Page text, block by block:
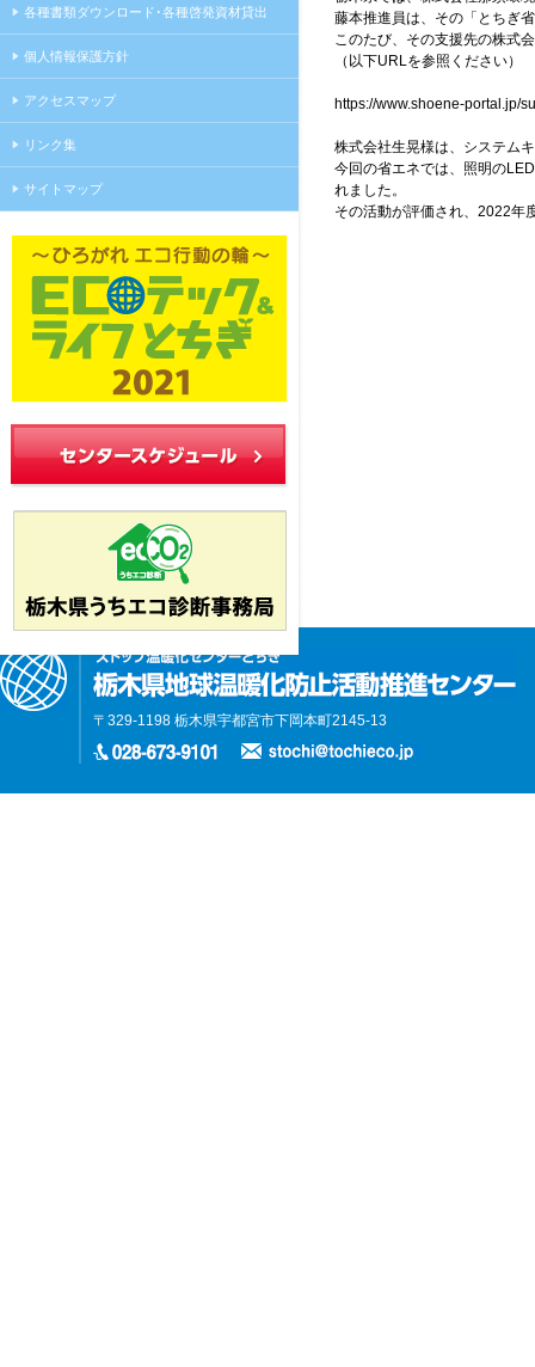
各種書類ダウンロード･各種啓発資材貸出
個人情報保護方針
アクセスマップ
リンク集
サイトマップ
藤本推進員は、その「とちぎ
このたび、その支援先の株式
（以下URLを参照ください）
https://www.shoene-portal.jp/
株式会社生晃様は、システム
今回の省エネでは、照明の
れました。
その活動が評価され、2022年
〒329-1198 栃木県宇都宮市下岡本町2145-13